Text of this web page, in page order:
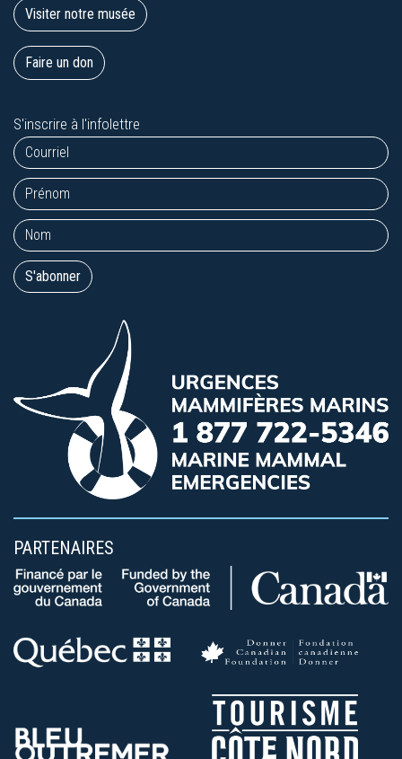
Visiter notre musée
Faire un don
S'inscrire à l'infolettre
PARTENAIRES